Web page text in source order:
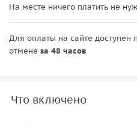
На месте ничего платить не
Для оплаты на сайте доступен
отмене за 48 часов
Что включено